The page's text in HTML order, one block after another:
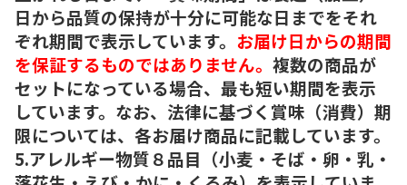
日から品質の保持が十分に可能な日までをそれ
ぞれ期間で表示しています。 お届け日からの期間
を保証するものではありません。 複数の商品が
セットになっている場合、最も短い期間を表示
しています。なお、法律に基づく賞味（消費）期
限については、各お届け商品に記載しています。
5.アレルギー物質８品目（小麦・そば・卵・乳・